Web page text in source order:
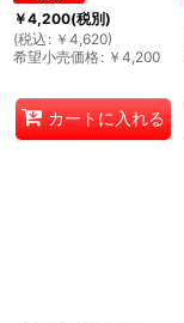
￥4,200(税別)
(税込 : ￥ 4,620)
希望小売価格: ￥ 4,200
カートに入れる